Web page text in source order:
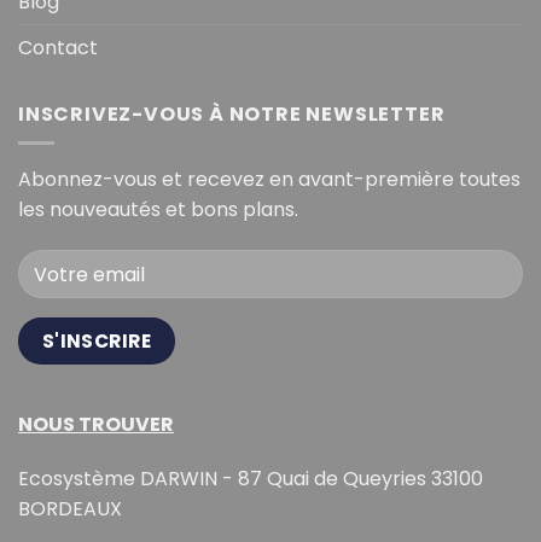
Contact
INSCRIVEZ-VOUS À NOTRE NEWSLETTER
Abonnez-vous et recevez en avant-première toutes
les nouveautés et bons plans.
NOUS TROUVER
Ecosystème DARWIN - 87 Quai de Queyries 33100
BORDEAUX